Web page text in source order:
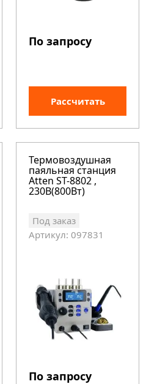
По запросу
Рассчитать
Термовоздушная
паяльная станция
Atten ST-8802 ,
230В(800Вт)
Под заказ
Артикул: 097831
По запросу